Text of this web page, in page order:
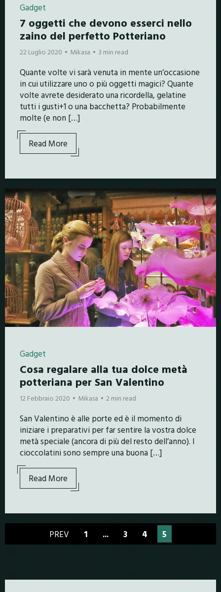
Gadget
7 oggetti che devono esserci nello
zaino del perfetto Potteriano
22 Luglio 2020 Mikasa 3 min read
Quante volte vi sarà venuta in mente un’occasione
in cui utilizzare uno o più oggetti magici? Quante
volte avrete desiderato una ricordella, gelatine
tutti i gusti+1 o una bacchetta? Probabilmente
molte (e non […]
Read More
Gadget
Cosa regalare alla tua dolce metà
potteriana per San Valentino
12 Febbraio 2020 Mikasa 2 min read
San Valentino è alle porte ed è il momento di
iniziare i preparativi per far sentire la vostra dolce
metà speciale (ancora di più del resto dell’anno). I
cioccolatini sono sempre una buona […]
Read More
PREV 1 ... 3 4 5